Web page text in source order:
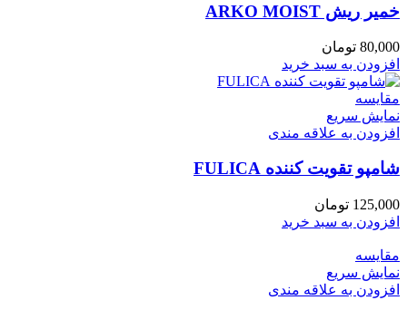
خمير ريش ARKO MOIST
80,000 تومان
افزودن به سبد خرید
مقايسه
نمایش سریع
افزودن به علاقه مندی
شامپو تقويت كننده FULICA
125,000 تومان
افزودن به سبد خرید
مقايسه
نمایش سریع
افزودن به علاقه مندی